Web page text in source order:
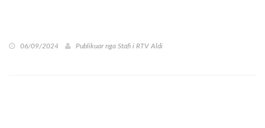
06/09/2024 Publikuar nga Stafi i RTV Aldi